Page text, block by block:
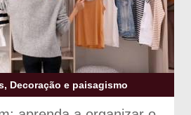
Decoração e paisagismo